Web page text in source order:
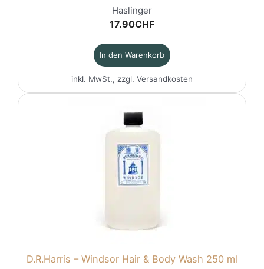
Haslinger
17.90CHF
In den Warenkorb
inkl. MwSt., zzgl. Versandkosten
D.R.Harris – Windsor Hair & Body Wash 250 ml